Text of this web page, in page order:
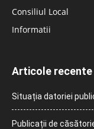
Consiliul Local
Informatii
Articole recente
Situația datoriei
Publicații de